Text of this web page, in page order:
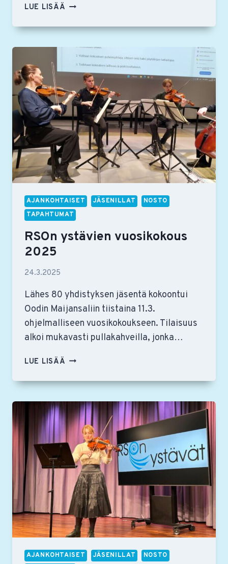
LUE LISÄÄ YSTÄVYYDEN
AJANKOHTAISET JÄSENILLAT
NOSTO
TAPAHTUMAT
RSOn ystävien vuosikokous
2025
24.3.2025
Lähes 80 yhdistyksen jäsentä kokoontui
Oodin Maijansaliin tiistaina 11.3.
ohjelmalliseen vuosikokoukseen. Tilaisuus
alkoi mukavasti pullakahveilla, jonka…
LUE LISÄÄ RSON
VUOSIKOKOUS
AJANKOHTAISET JÄSENILLAT NOSTO